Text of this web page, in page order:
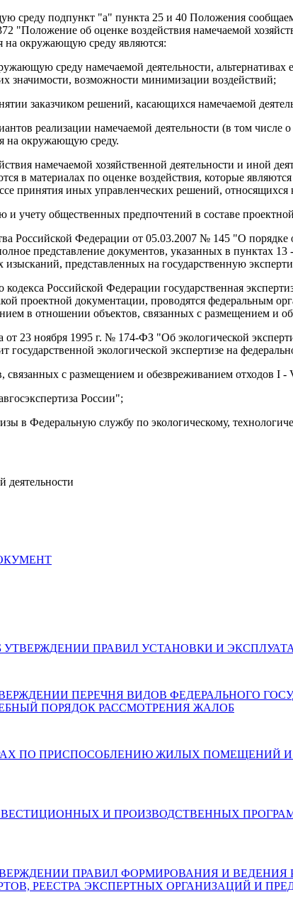
среду подпункт "а" пункта 25 и 40 Положения
"Положение об оценке воздействия намечаемой
на окружающую среду являются:
среду намечаемой деятельности,
значимости, возможности минимизации воздействий;
заказчиком решений, касающихся намечаемой
реализации намечаемой деятельности (в том
на окружающую среду.
намечаемой хозяйственной деятельности и иной
в материалах по оценке воздействия, которые
принятия иных управленческих решений, относящихся
учету общественных предпочтений в составе
Российской Федерации от 05.03.2007 № 145 "О порядке
представление документов, указанных в пунктах
представленных на государственную
Российской Федерации государственная
проектной документации, проводятся федеральным
в отношении объектов, связанных с размещением и
от 23 ноября 1995 г. № 174-ФЗ "Об экологической
экологической экспертизе на
с размещением и обезвреживанием отходов I -
России";
в Федеральную службу по экологическому,
деятельности
ОБ УТВЕРЖДЕНИИ ПРАВИЛ УСТАНОВКИ И
ОБ УТВЕРЖДЕНИИ ПЕРЕЧНЯ ВИДОВ
ПОРЯДОК РАССМОТРЕНИЯ ЖАЛОБ
О МЕРАХ ПО ПРИСПОСОБЛЕНИЮ ЖИЛЫХ
ОБ ИНВЕСТИЦИОННЫХ И ПРОИЗВОДСТВЕННЫХ
ОБ УТВЕРЖДЕНИИ ПРАВИЛ ФОРМИРОВАНИЯ И
РЕЕСТРА ЭКСПЕРТНЫХ ОРГАНИЗАЦИЙ И